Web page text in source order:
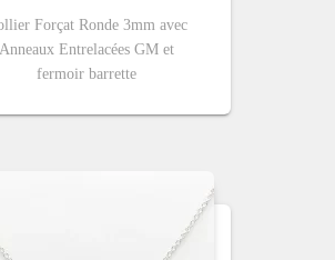
Forçat Ronde 3mm avec
Anneaux Entrelacées GM et
fermoir barrette